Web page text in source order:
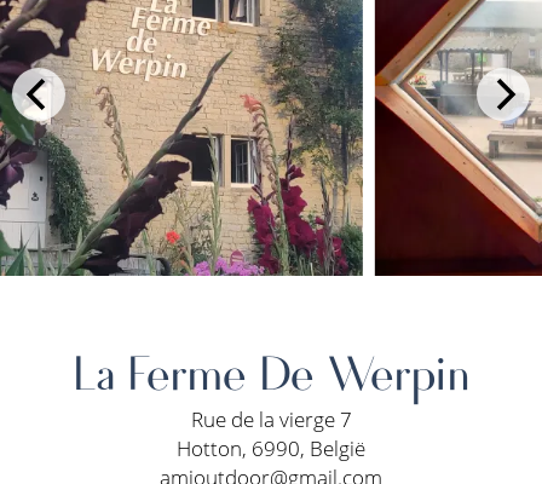
La Ferme De Werpin
Rue de la vierge 7
Hotton, 6990, België
amioutdoor@gmail.com